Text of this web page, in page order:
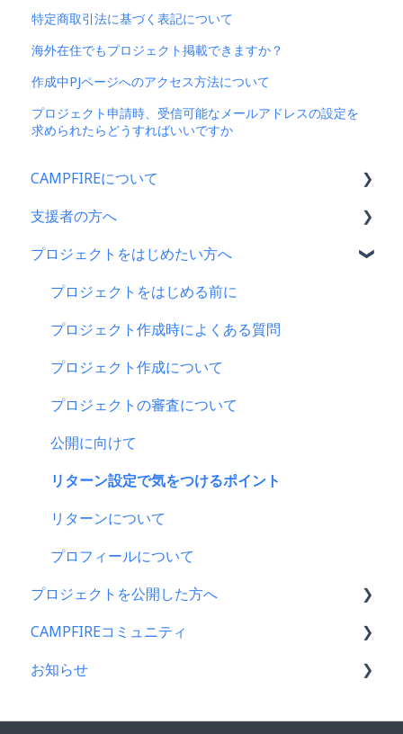
特定商取引法に基づく表記について
海外在住でもプロジェクト掲載できますか？
作成中PJページへのアクセス方法について
プロジェクト申請時、受信可能なメールアドレスの設定を
求められたらどうすればいいですか
CAMPFIREについて
CAMPFIRE各種制度の規約について
CAMPFIREふるさと納税について
はじめての方へ
登録情報に関するよくある質問
新規会員登録・ログイン・ログアウトについて
登録情報の確認・変更・削除について
マイページの機能について
CAMPFIREブランドリソース
支援者の方へ
支援に関するよくある質問
支援をした後に
キャリア決済
楽天ペイ
au PAY（ネット支払い）
PayPay（ペイペイ）決済
クレジット決済
支援の仕方について
Paypal決済
支援をする前に
コンビニ払い
支援後の変更・キャンセルについて
プロジェクトをはじめたい方へ
プロジェクトをはじめる前に
プロジェクト作成時によくある質問
プロジェクト作成について
プロジェクトの審査について
公開に向けて
リターン設定で気をつけるポイント
リターンについて
プロフィールについて
プロジェクトを公開した方へ
支援金の振込について
プロジェクトを公開したら
CAMPFIREコミュニティ
コミュニティメンバー向け
お知らせ